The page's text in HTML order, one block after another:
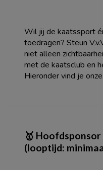
Wil jij de kaatssport
toedragen? Steun
niet alleen
met de kaatsclub en
Hieronder vind je
🥇
(looptijd: